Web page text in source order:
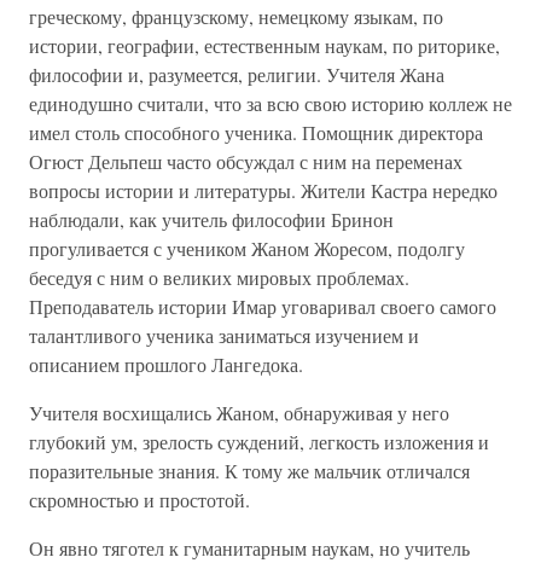
греческому, французскому, немецкому языкам, по
истории, географии, естественным наукам, по риторике,
философии и, разумеется, религии. Учителя Жана
единодушно считали, что за всю свою историю коллеж не
имел столь способного ученика. Помощник директора
Огюст Дельпеш часто обсуждал с ним на переменах
вопросы истории и литературы. Жители Кастра нередко
наблюдали, как учитель философии Бринон
прогуливается с учеником Жаном Жоресом, подолгу
беседуя с ним о великих мировых проблемах.
Преподаватель истории Имар уговаривал своего самого
талантливого ученика заниматься изучением и
описанием прошлого Лангедока.
Учителя восхищались Жаном, обнаруживая у него
глубокий ум, зрелость суждений, легкость изложения и
поразительные знания. К тому же мальчик отличался
скромностью и простотой.
Он явно тяготел к гуманитарным наукам, но учитель